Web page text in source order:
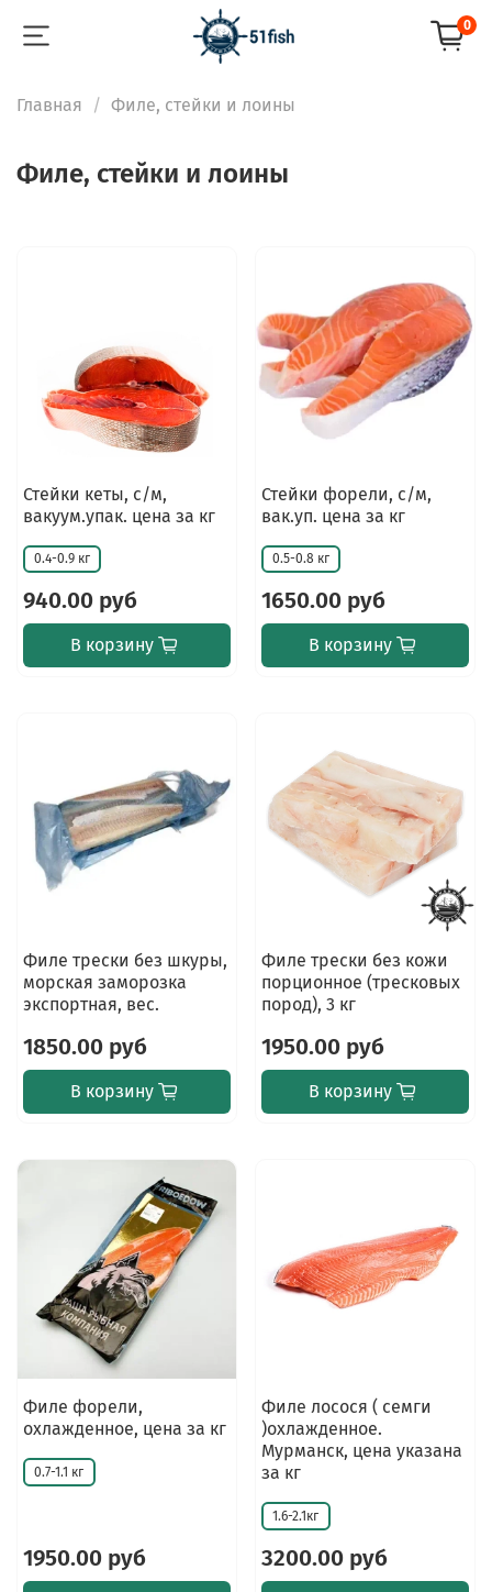
0
Главная Филе, стейки и лоины
Филе, стейки и лоины
Стейки кеты, с/м,
вакуум.упак. цена за кг
0.4-0.9 кг
940.00 руб
В корзину
Стейки форели, с/м,
вак.уп. цена за кг
0.5-0.8 кг
1650.00 руб
В корзину
Филе трески без шкуры,
морская заморозка
экспортная, вес.
1850.00 руб
В корзину
Филе трески без кожи
порционное (тресковых
пород), 3 кг
1950.00 руб
В корзину
Филе форели,
охлажденное, цена за кг
0.7-1.1 кг
1950.00 руб
Филе лосося ( семги
)охлажденное.
Мурманск, цена указана
за кг
1.6-2.1кг
3200.00 руб